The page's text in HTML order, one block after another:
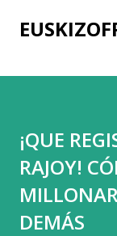
¡QUE
RAJOY!
DEMÁS